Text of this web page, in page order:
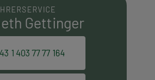
Gettinger
1 403 77 77 164